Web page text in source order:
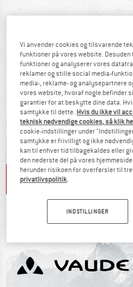
REDUCED T-SHIRTS
Vi anvender cookies og tilsvarende
funktioner på vores website.
funktioner og analyserer vores
reklamer og stille social media-
media-, reklame- og analysepartnere
vores website, hvoraf nogle befinder
garantier for at beskytte dine data.
samtykke til dette. Hvis du ikke vil
teknisk nødvendige cookies, så klik
cookie-indstillinger under
samtykke er frivilligt og ikke
kan til enhver tid tilbagekaldes eller
den nederste del på vores
herunder risikoen for overførsler til
privatlivspolitik.
INDSTILLINGER